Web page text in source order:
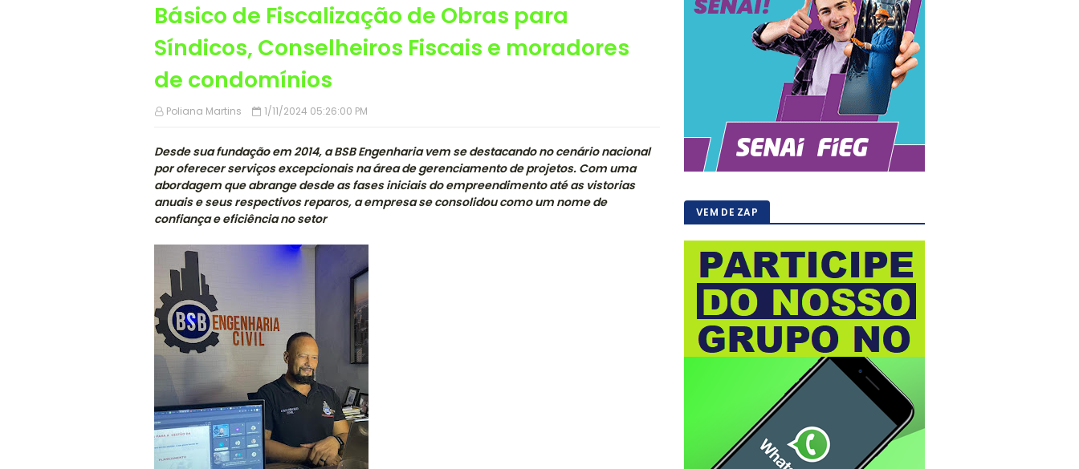
Básico de Fiscalização de Obras para
Síndicos, Conselheiros Fiscais e moradores
de condomínios
Poliana Martins 1/11/2024 05:26:00 PM
Desde sua fundação em 2014, a BSB Engenharia vem se destacando no cenário nacional
por oferecer serviços excepcionais na área de gerenciamento de projetos. Com uma
abordagem que abrange desde as fases iniciais do empreendimento até as vistorias
anuais e seus respectivos reparos, a empresa se consolidou como um nome de
confiança e eficiência no setor
VEM DE ZAP